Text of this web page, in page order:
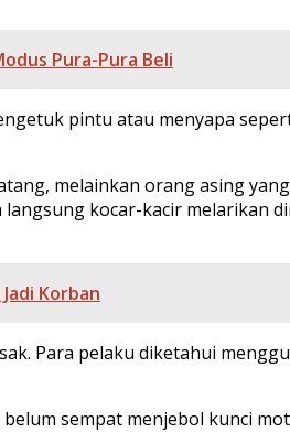
Pura-Pura Beli
pintu atau menyapa
melainkan orang asing
kocar-kacir melarikan
Korban
Para pelaku diketahui
sempat menjebol kunci